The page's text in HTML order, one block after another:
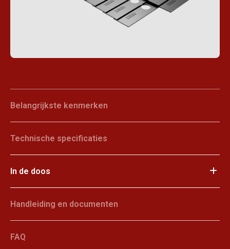
Belangrijkste kenmerken
Technische specificaties
In de doos
Handleiding en documenten
FAQ